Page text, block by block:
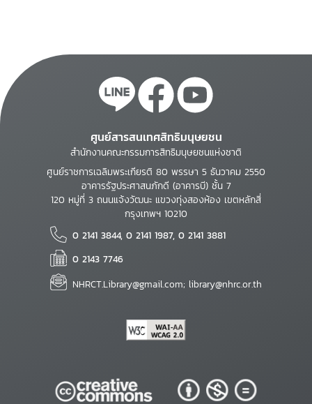
ศูนย์สารสนเทศสิทธิมนุษยชน
สำนักงานคณะกรรมการสิทธิมนุษยชนแห่งชาติ
ศูนย์ราชการเฉลิมพระเกียรติ 80 พรรษา 5 ธันวาคม 2550
อาคารรัฐประศาสนภักดี (อาคารบี) ชั้น 7
120 หมู่ที่ 3 ถนนแจ้งวัฒนะ แขวงทุ่งสองห้อง เขตหลักสี่
กรุงเทพฯ 10210
0 2141 3844, 0 2141 1987, 0 2141 3881
0 2143 7746
NHRCT.Library@gmail.com; library@nhrc.or.th